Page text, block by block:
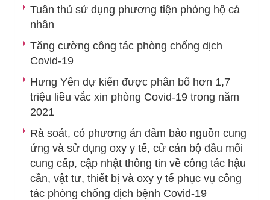
Tuân thủ sử dụng phương tiện phòng hộ cá
nhân
Tăng cường công tác phòng chống dịch
Covid-19
Hưng Yên dự kiến được phân bổ hơn 1,7
triệu liều vắc xin phòng Covid-19 trong năm
2021
Rà soát, có phương án đảm bảo nguồn cung
ứng và sử dụng oxy y tế, cử cán bộ đầu mối
cung cấp, cập nhật thông tin về công tác hậu
cần, vật tư, thiết bị và oxy y tế phục vụ công
tác phòng chống dịch bệnh Covid-19